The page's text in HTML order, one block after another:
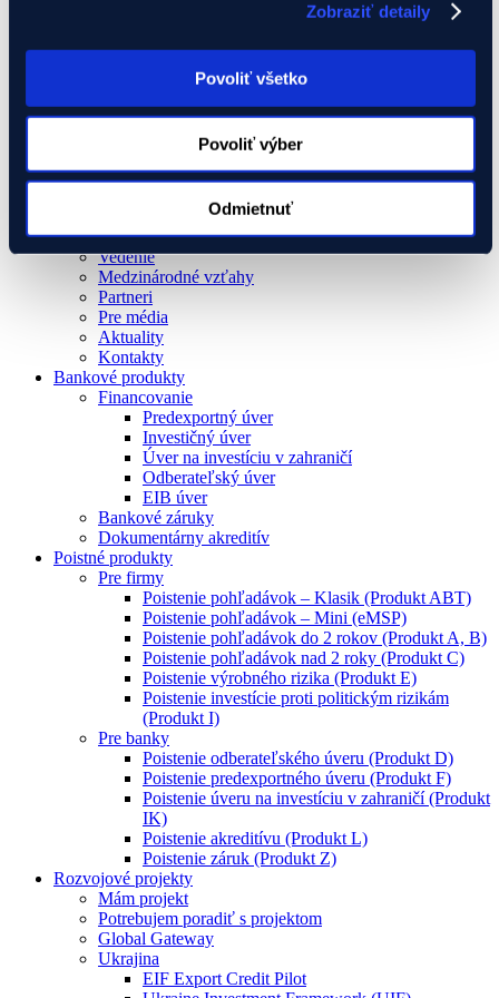
Zobraziť detaily
Povoliť všetko
Povoliť výber
Odmietnuť
Potrebujem poradiť s projektom
Ukrajina
EIF Export Credit Pilot
Ukraine Investment Framework (UIF)
Podujatia
O Eximbanke
Vedenie
Medzinárodné vzťahy
Partneri
Pre média
Aktuality
Kontakty
Bankové produkty
Financovanie
Predexportný úver
Investičný úver
Úver na investíciu v zahraničí
Odberateľský úver
EIB úver
Bankové záruky
Dokumentárny akreditív
Poistné produkty
Pre firmy
Poistenie pohľadávok – Klasik (Produkt ABT)
Poistenie pohľadávok – Mini (eMSP)
Poistenie pohľadávok do 2 rokov (Produkt A, B)
Poistenie pohľadávok nad 2 roky (Produkt C)
Poistenie výrobného rizika (Produkt E)
Poistenie investície proti politickým rizikám
(Produkt I)
Pre banky
Poistenie odberateľského úveru (Produkt D)
Poistenie predexportného úveru (Produkt F)
Poistenie úveru na investíciu v zahraničí (Produkt
IK)
Poistenie akreditívu (Produkt L)
Poistenie záruk (Produkt Z)
Rozvojové projekty
Mám projekt
Potrebujem poradiť s projektom
Global Gateway
Ukrajina
EIF Export Credit Pilot